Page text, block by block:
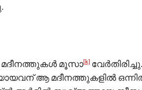
മദീനത്തുകള്‍ മൂസാ[k]
ആ മദീനത്തുകളില്‍